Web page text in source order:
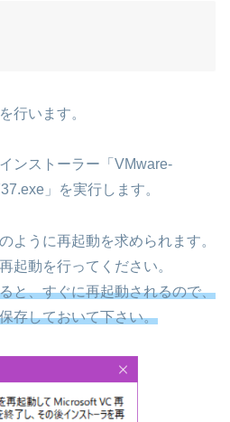
行います。
ンストーラー「VMware-
」を実行します。
ように再起動を求められます。
起動を行ってください。
と、すぐに再起動されるので、
存しておいて下さい。